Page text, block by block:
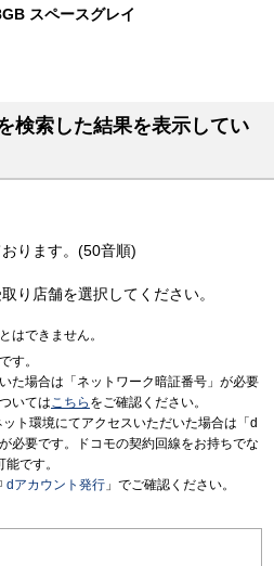
スペースグレイ
検索した結果を表示してい
ります。(50音順)
り店舗を選択してください。
はできません。
す。
た場合は「ネットワーク暗証番号」が必要
いてはこちら をご確認ください。
ト環境にてアクセスいただいた場合は「d
必要です。ドコモの契約回線をお持ちでな
です。
dアカウント発行 」でご確認ください。